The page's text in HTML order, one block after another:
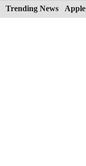
Skip
to
Trending News Apple